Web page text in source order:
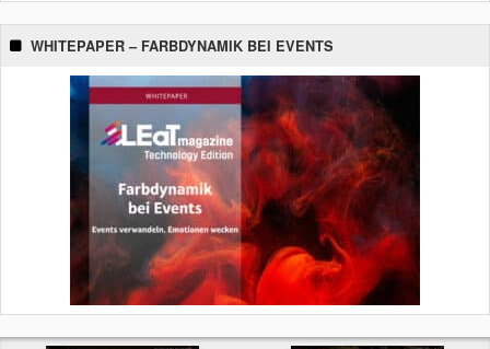
WHITEPAPER – FARBDYNAMIK BEI EVENTS